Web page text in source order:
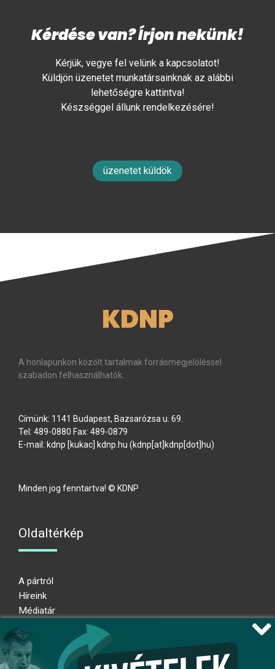
Kérdése van? Írjon nekünk!
Kérjük, vegye fel velünk a kapcsolatot!
Küldjön üzenetet munkatársainknak az alábbi
lehetőségre kattintva!
Készséggel állunk rendelkezésére!
üzenetet küldök
KDNP
A honlapunkon közölt tartalmak forrásmegjelöléssel
szabadon felhasználhatók.
Címünk: 1141 Budapest, Bazsarózsa u. 69.
Tel: 489-0880 Fax: 489-0879
E-mail: kdnp [kukac] kdnp hu (kdnp[at]kdnp[dot]hu)
Minden jog fenntartva! © KDNP
Oldaltérkép
A pártról
Híreink
Médiatár
Adatkezelési nyilatkozat
Átláthatósági nyilatkozat